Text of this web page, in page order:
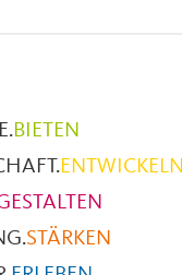
BIETEN
ENTWICKELN
STÄRKEN